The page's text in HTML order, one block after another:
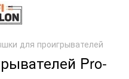
для проигрывателей
Pro-